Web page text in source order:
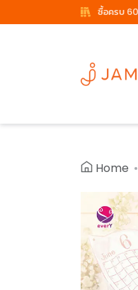
ซื้อครบ
Home